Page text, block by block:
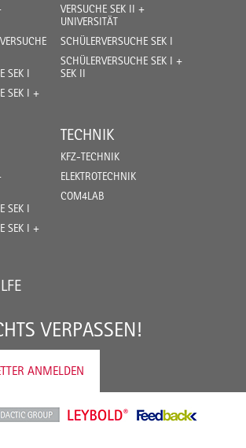
SEK I
SEK I +
VERSUCHE SEK II +
UNIVERSITÄT
SCHÜLERVERSUCHE SEK I
SCHÜLERVERSUCHE SEK I +
SEK II
SEK I
SEK I +
TECHNIK
KFZ-TECHNIK
ELEKTROTECHNIK
COM4LAB
VERPASSEN!
ANMELDEN